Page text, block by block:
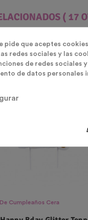
( 17
Cumpleaños Cera
pide que aceptes
redes sociales y las
de redes sociales
de datos personales